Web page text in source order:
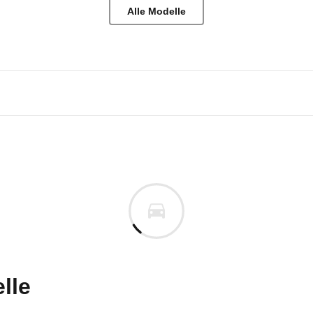
Alle Modelle
informieren. Welche Fahrzeuge genau